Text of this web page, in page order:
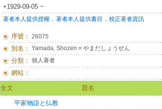
+1929-09-05 ~
著者本人提供授權． 著者本人提供書目 ． 校正著者資訊
序號： 26075
別名： Yamada, Shozen =やまだしょうぜん
分類： 個人著者
網站：
全文 題名
平家物語と仏教